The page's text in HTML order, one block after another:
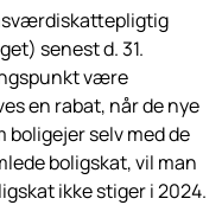
senest d. 31.
være
en rabat, når de nye
selv med de
boligskat, vil man
ikke stiger i 2024.